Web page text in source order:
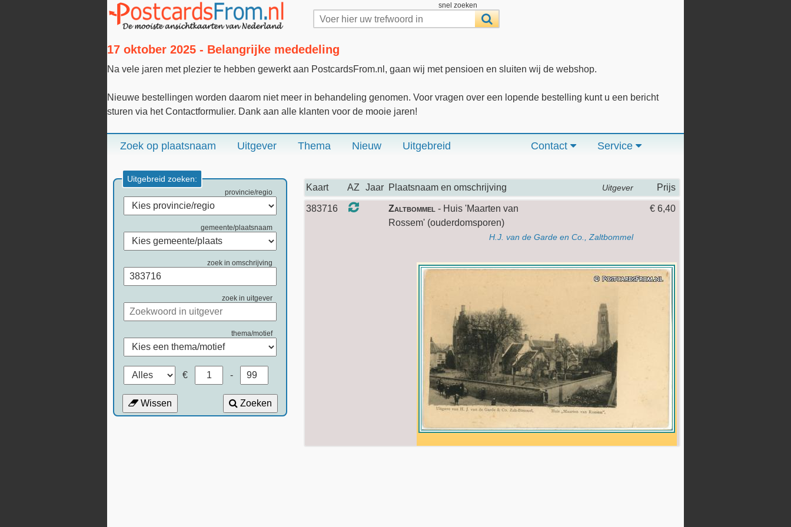
snel zoeken
17 oktober 2025 - Belangrijke mededeling
Na vele jaren met plezier te hebben gewerkt aan PostcardsFrom.nl, gaan wij met pensioen en sluiten wij de webshop.
Nieuwe bestellingen worden daarom niet meer in behandeling genomen. Voor vragen over een lopende bestelling kunt u een bericht
sturen via het Contactformulier. Dank aan alle klanten voor de mooie jaren!
Zoek op plaatsnaam Uitgever Thema Nieuw Uitgebreid Service
Contact
Uitgebreid zoeken:
provincie/regio
gemeente/plaatsnaam
zoek in omschrijving
zoek in uitgever
thema/motief
€ -
Wissen Zoeken
Kaart AZ Jaar Plaatsnaam en omschrijving Uitgever Prijs
383716 Zaltbommel - Huis 'Maarten van
Rossem' (ouderdomsporen)
H.J. van de Garde en Co., Zaltbommel
€ 6,40